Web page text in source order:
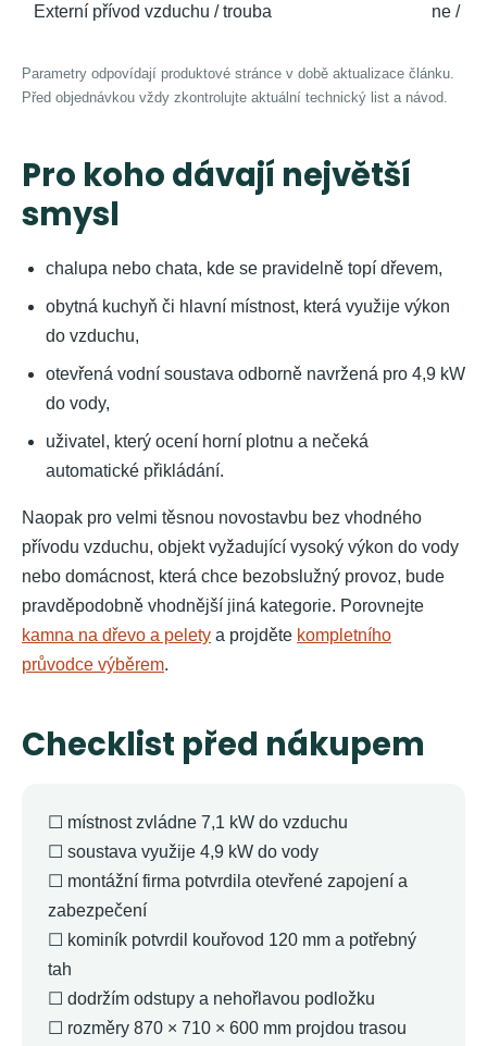
Externí přívod vzduchu / trouba ne / ne
Parametry odpovídají produktové stránce v době aktualizace článku.
Před objednávkou vždy zkontrolujte aktuální technický list a návod.
Pro koho dávají největší
smysl
chalupa nebo chata, kde se pravidelně topí dřevem,
obytná kuchyň či hlavní místnost, která využije výkon
do vzduchu,
otevřená vodní soustava odborně navržená pro 4,9 kW
do vody,
uživatel, který ocení horní plotnu a nečeká
automatické přikládání.
Naopak pro velmi těsnou novostavbu bez vhodného
přívodu vzduchu, objekt vyžadující vysoký výkon do vody
nebo domácnost, která chce bezobslužný provoz, bude
pravděpodobně vhodnější jiná kategorie. Porovnejte
kamna na dřevo a pelety a projděte kompletního
průvodce výběrem.
Checklist před nákupem
☐ místnost zvládne 7,1 kW do vzduchu
☐ soustava využije 4,9 kW do vody
☐ montážní firma potvrdila otevřené zapojení a
zabezpečení
☐ kominík potvrdil kouřovod 120 mm a potřebný
tah
☐ dodržím odstupy a nehořlavou podložku
☐ rozměry 870 × 710 × 600 mm projdou trasou